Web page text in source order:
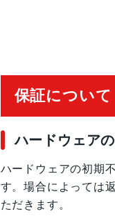
保証について
ハードウェア
ハードウェアの初期
す。場合によっては
ただきます。